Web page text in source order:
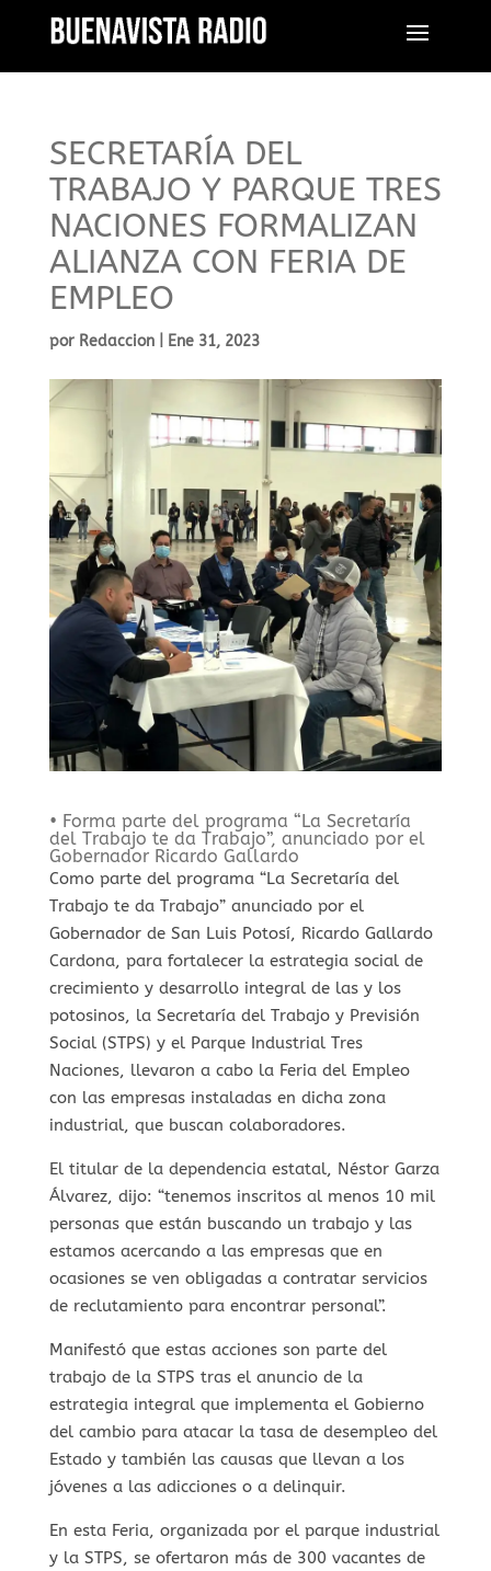
SECRETARÍA DEL
TRABAJO Y PARQUE TRES
NACIONES FORMALIZAN
ALIANZA CON FERIA DE
EMPLEO
por Redaccion| Ene 31, 2023
• Forma parte del programa “La Secretaría
del Trabajo te da Trabajo”, anunciado por el
Gobernador Ricardo Gallardo
Como parte del programa “La Secretaría del
Trabajo te da Trabajo” anunciado por el
Gobernador de San Luis Potosí, Ricardo Gallardo
Cardona, para fortalecer la estrategia social de
crecimiento y desarrollo integral de las y los
potosinos, la Secretaría del Trabajo y Previsión
Social (STPS) y el Parque Industrial Tres
Naciones, llevaron a cabo la Feria del Empleo
con las empresas instaladas en dicha zona
industrial, que buscan colaboradores.
El titular de la dependencia estatal, Néstor Garza
Álvarez, dijo: “tenemos inscritos al menos 10 mil
personas que están buscando un trabajo y las
estamos acercando a las empresas que en
ocasiones se ven obligadas a contratar servicios
de reclutamiento para encontrar personal”.
Manifestó que estas acciones son parte del
trabajo de la STPS tras el anuncio de la
estrategia integral que implementa el Gobierno
del cambio para atacar la tasa de desempleo del
Estado y también las causas que llevan a los
jóvenes a las adicciones o a delinquir.
En esta Feria, organizada por el parque industrial
y la STPS, se ofertaron más de 300 vacantes de